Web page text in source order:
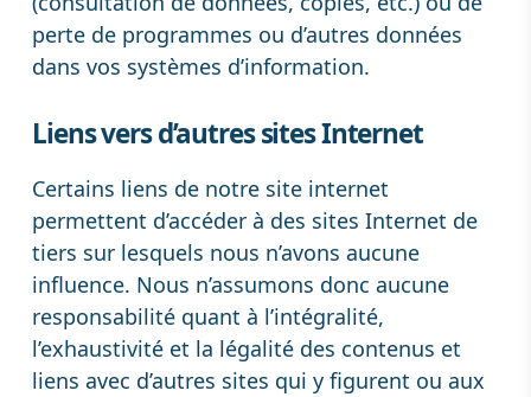
perte de programmes ou d’autres données
dans vos systèmes d’information.
Liens vers d’autres sites Internet
Certains liens de notre site internet
permettent d’accéder à des sites Internet de
tiers sur lesquels nous n’avons aucune
influence. Nous n’assumons donc aucune
responsabilité quant à l’intégralité,
l’exhaustivité et la légalité des contenus et
liens avec d’autres sites qui y figurent ou aux